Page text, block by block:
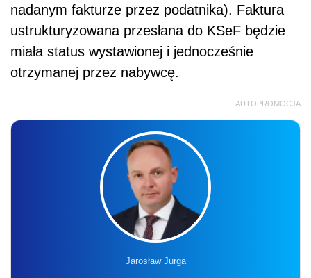
nadanym fakturze przez podatnika). Faktura
ustrukturyzowana przesłana do KSeF będzie
miała status wystawionej i jednocześnie
otrzymanej przez nabywcę.
AUTOPROMOCJA
Jarosław Jurga